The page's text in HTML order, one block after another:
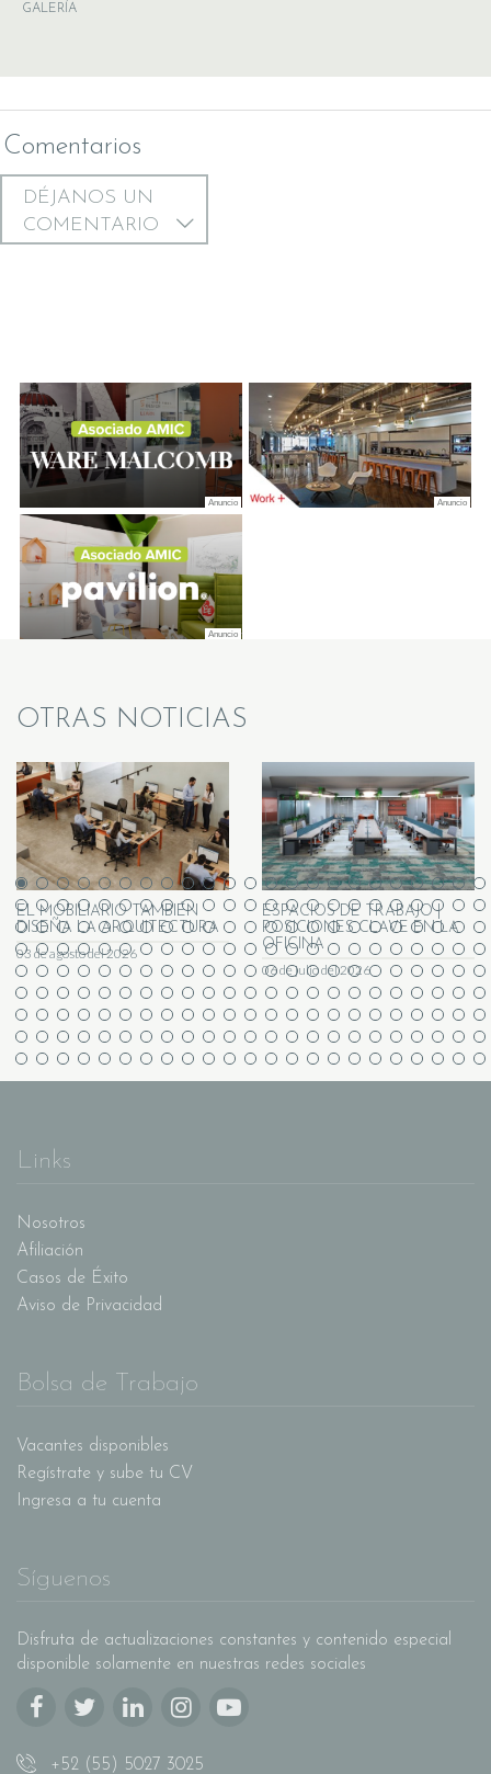
GALERÍA
Comentarios
DÉJANOS UN
COMENTARIO
OTRAS NOTICIAS
EL MOBILIARIO TAMBIÉN
DISEÑA LA ARQUITECTURA
03 de agosto del 2026
ESPACIOS DE TRABAJO |
POSICIONES CLAVE EN LA
OFICINA
06 de julio del 2026
Links
Nosotros
Afiliación
Casos de Éxito
Aviso de Privacidad
Bolsa de Trabajo
Vacantes disponibles
Regístrate y sube tu CV
Ingresa a tu cuenta
Síguenos
Disfruta de actualizaciones constantes y contenido especial
disponible solamente en nuestras redes sociales
+52 (55) 5027 3025